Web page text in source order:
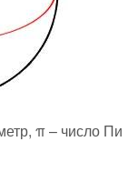
π – число Пи